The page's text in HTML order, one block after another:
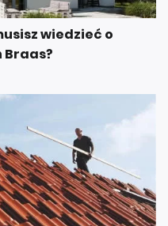
wiedzieć o